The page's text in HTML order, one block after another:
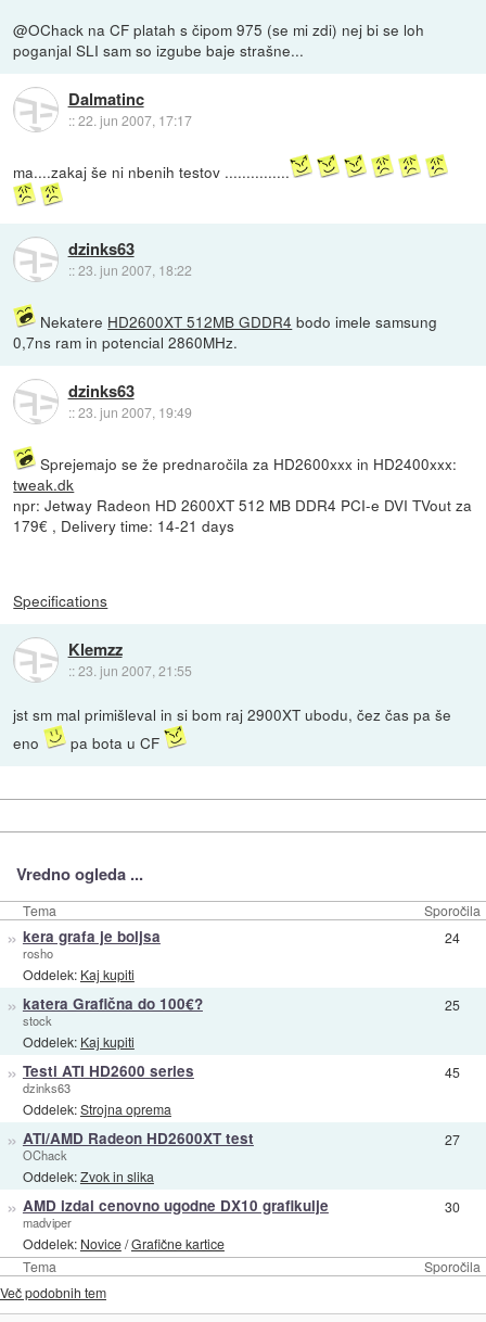
@OChack na CF platah s čipom 975 (se mi zdi) nej bi se loh
poganjal SLI sam so izgube baje strašne...
Dalmatinc
::22. jun 2007, 17:17
ma....zakaj še ni nbenih testov ...............
dzinks63
::23. jun 2007, 18:22
Nekatere HD2600XT 512MB GDDR4 bodo imele samsung
0,7ns ram in potencial 2860MHz.
dzinks63
::23. jun 2007, 19:49
Sprejemajo se že prednaročila za HD2600xxx in HD2400xxx:
tweak.dk
npr: Jetway Radeon HD 2600XT 512 MB DDR4 PCI-e DVI TVout za
179€ , Delivery time: 14-21 days
Specifications
Klemzz
::23. jun 2007, 21:55
jst sm mal primišleval in si bom raj 2900XT ubodu, čez čas pa še
eno
pa bota u CF
Vredno ogleda ...
Tema Sporočila
Tema Sporočila
» kera grafa je boljsa
rosho
Oddelek: Kaj kupiti
24
» katera Grafična do 100€?
stock
Oddelek: Kaj kupiti
25
» Testi ATI HD2600 series
dzinks63
Oddelek:Strojna oprema
45
» ATI/AMD Radeon HD2600XT test
OChack
Oddelek:Zvok in slika
27
» AMD izdal cenovno ugodne DX10 grafikulje
madviper
Oddelek: Novice/Grafične kartice
30
Več podobnih tem